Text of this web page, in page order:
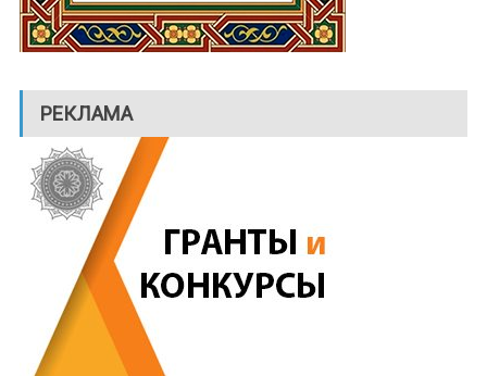
РЕКЛАМА